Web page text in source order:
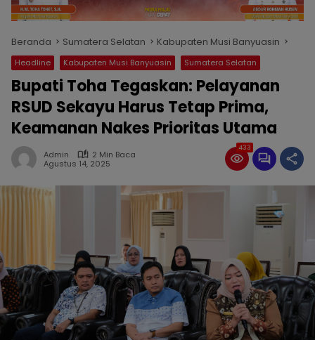
Beranda Sumatera Selatan Kabupaten Musi Banyuasin
Headline Kabupaten Musi Banyuasin Sumatera Selatan
Bupati Toha Tegaskan: Pelayanan
RSUD Sekayu Harus Tetap Prima,
Keamanan Nakes Prioritas Utama
Admin
2 Min Baca
Agustus 14, 2025
433